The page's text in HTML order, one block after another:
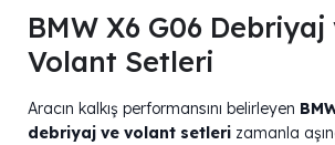
BMW X6 G06 Debriyaj ve
Volant Setleri
Aracın kalkış performansını belirleyen
debriyaj ve volant setleri zamanla